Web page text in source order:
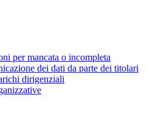
per mancata o incompleta
dei dati da parte dei titolari
dirigenziali